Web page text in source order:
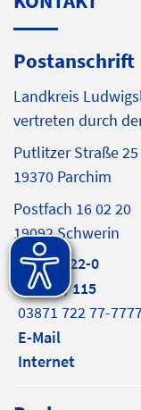
Postanschrift
Landkreis
vertreten durch
Putlitzer Straße 25
19370 Parchim
Postfach 16 02 20
19092 Schwerin
03871 722-0
(03871) 115
03871 722 77-
E-Mail
Internet